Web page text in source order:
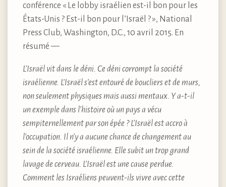
conférence « Le lobby israélien est-il bon pour les
États-Unis ? Est-il bon pour l’Israël ? », National
Press Club, Washington, D.C., 10 avril 2015. En
résumé —
L’Israël vit dans le déni. Ce déni corrompt la société
israélienne. L’Israël s’est entouré de boucliers et de murs,
non seulement physiques mais aussi mentaux. Y a-t-il
un exemple dans l’histoire où un pays a vécu
sempiternellement par son épée ? L’Israël est accro à
l’occupation. Il n’y a aucune chance de changement au
sein de la société israélienne. Elle subit un trop grand
lavage de cerveau. L’Israël est une cause perdue.
Comment les Israéliens peuvent-ils vivre avec cette